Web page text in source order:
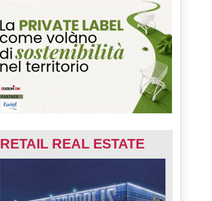
RETAIL REAL ESTATE